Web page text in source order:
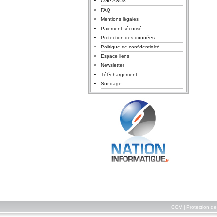
FAQ
Mentions légales
Paiement sécurisé
Protection des données
Politique de confidentialité
Espace liens
Newsletter
Téléchargement
Sondage ...
CGV Protection